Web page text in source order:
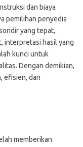
dan biaya
pemilihan penyedia
yang tepat,
interpretasi hasil yang
kunci untuk
Dengan demikian,
efisien, dan
memberikan